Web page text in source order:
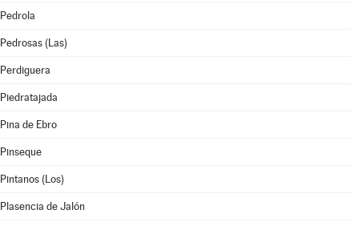
Pedrola
Pedrosas (Las)
Perdiguera
Piedratajada
Pina de Ebro
Pinseque
Pintanos (Los)
Plasencia de Jalón